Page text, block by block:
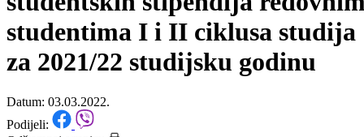
KONKURS za dodjelu
studentskih stipendija
studentima I i II ciklusa studija
za 2021/22 studijsku godinu